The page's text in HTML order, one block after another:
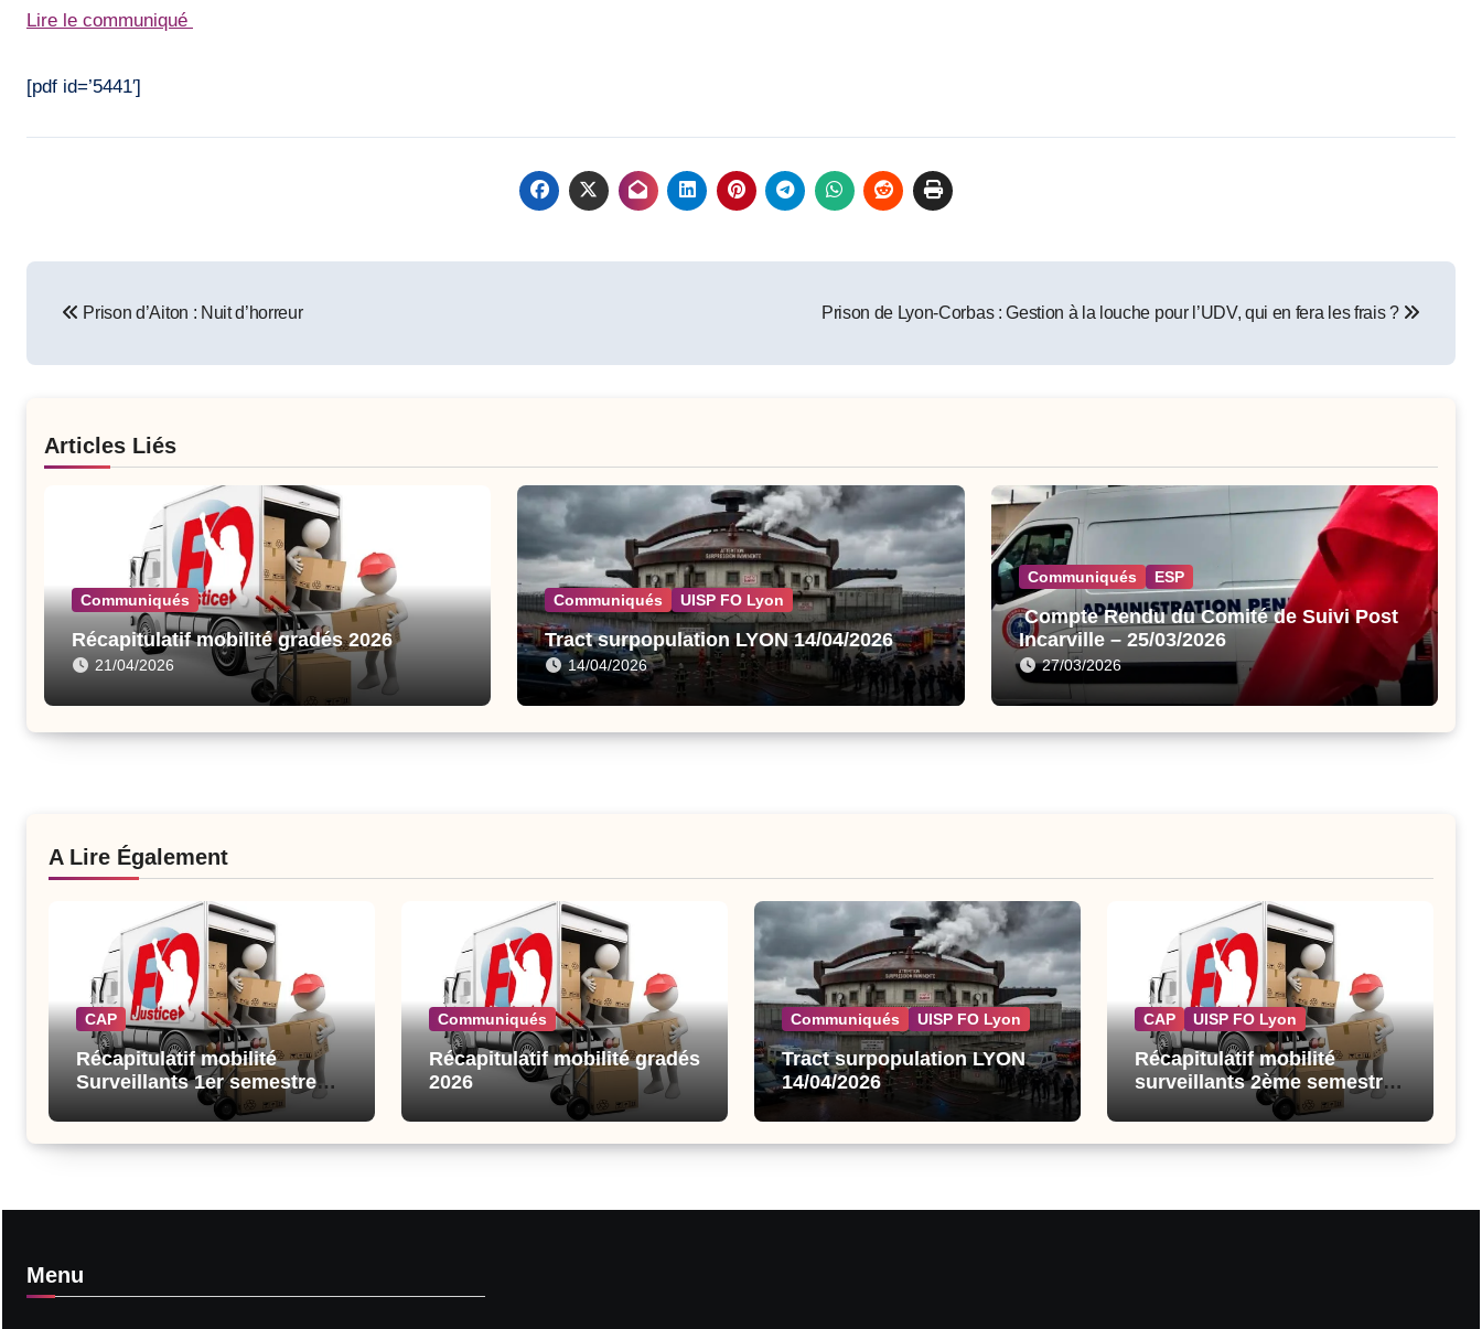
Lire le communiqué
[pdf id=’5441′]
navigation
Prison d’Aiton : Nuit d’horreur Prison de Lyon-Corbas : Gestion à la louche pour l’UDV, qui en fera les frais ?
Articles Liés
Communiqués
Récapitulatif mobilité gradés 2026
21/04/2026
Communiqués UISP FO Lyon
Tract surpopulation LYON 14/04/2026
14/04/2026
Communiqués ESP
Compte Rendu du Comité de Suivi Post
Incarville – 25/03/2026
27/03/2026
A Lire Également
CAP
Récapitulatif mobilité
Surveillants 1er semestre
Communiqués
Récapitulatif mobilité gradés
2026
Communiqués UISP FO Lyon
Tract surpopulation LYON
14/04/2026
CAP UISP FO Lyon
Récapitulatif mobilité
surveillants 2ème semestre
Menu